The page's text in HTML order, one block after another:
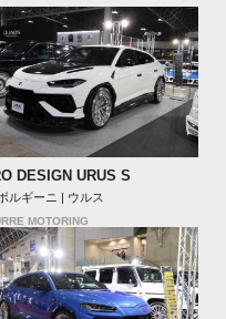
DESIGN URUS S
ルギーニ | ウルス
MOTORING